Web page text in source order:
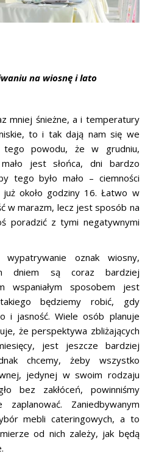
na wiosnę i lato
mniej śnieżne, a i temperatury
to i tak dają nam się we
tego powodu, że w grudniu,
jest słońca, dni bardzo
tego było mało – ciemności
już około godziny 16. Łatwo w
w marazm, lecz jest sposób na
poradzić z tymi negatywnymi
oznak wiosny,
dniem są coraz bardziej
wspaniałym sposobem jest
będziemy robić, gdy
i jasność. Wiele osób planuje
że perspektywa zbliżających
jest jeszcze bardziej
chcemy, żeby wszystko
jedynej w swoim rodzaju
bez zakłóceń, powinniśmy
zaplanować. Zaniedbywanym
mebli cateringowych, a to
od nich zależy, jak będą